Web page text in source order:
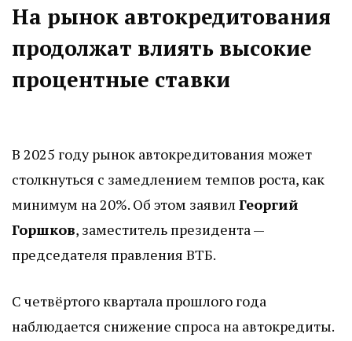
На рынок автокредитования
продолжат влиять высокие
процентные ставки
В 2025 году рынок автокредитования может
столкнуться с замедлением темпов роста, как
минимум на 20%. Об этом заявил Георгий
Горшков, заместитель президента —
председателя правления ВТБ.
С четвёртого квартала прошлого года
наблюдается снижение спроса на автокредиты.